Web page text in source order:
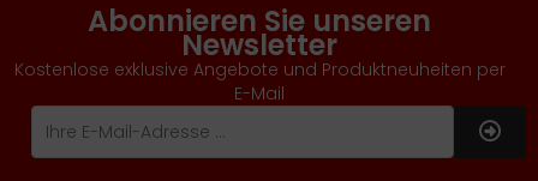
Abonnieren Sie unseren
Newsletter
Kostenlose exklusive Angebote und Produktneuheiten per
E-Mail